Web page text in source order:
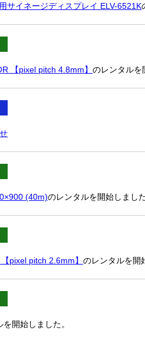
サイネージディスプレイ ELV-6521K
【pixel pitch 4.8mm】 のレンタルを
(40m)のレンタルを開始しました
pixel pitch 2.6mm】 のレンタルを開
開始しました。